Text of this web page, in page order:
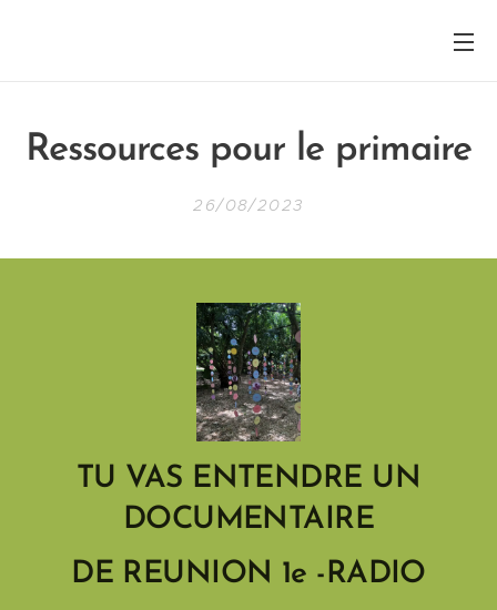
Ressources pour le primaire
26/08/2023
TU VAS ENTENDRE UN
DOCUMENTAIRE
DE REUNION 1e -RADIO